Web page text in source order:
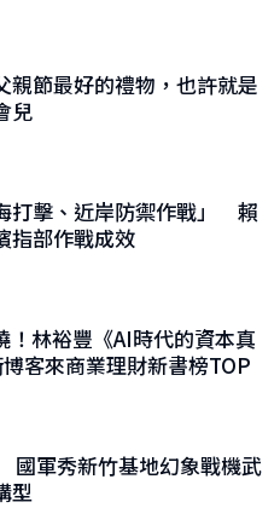
親節最好的禮物，也許就是
兒
打擊、近岸防禦作戰」 賴
指部作戰成效
！林裕豐《AI時代的資本真
客來商業理財新書榜TOP
軍秀新竹基地幻象戰機武
型